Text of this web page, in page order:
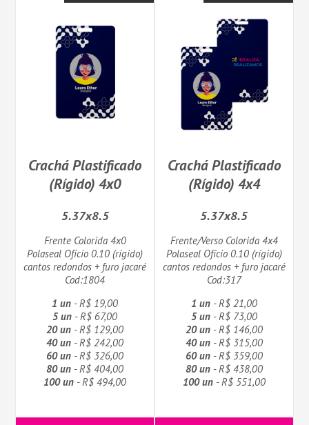
Crachá Plastificado
(Rígido) 4x0
5.37x8.5
Frente Colorida 4x0
Polaseal Ofício 0.10 (rígido)
cantos redondos + furo jacaré
Cod:1804
1 un - R$ 19,00
5 un - R$ 67,00
20 un - R$ 129,00
40 un - R$ 242,00
60 un - R$ 326,00
80 un - R$ 404,00
100 un - R$ 494,00
Crachá Plastificado
(Rígido) 4x4
5.37x8.5
Frente/Verso Colorida 4x4
Polaseal Ofício 0.10 (rígido)
cantos redondos + furo jacaré
Cod:317
1 un- R$ 21,00
5 un- R$ 73,00
20 un- R$ 146,00
40 un- R$ 315,00
60 un- R$ 359,00
80 un- R$ 438,00
100 un- R$ 551,00